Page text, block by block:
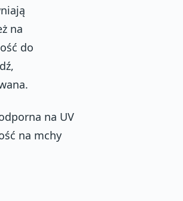
na
do
na UV
na mchy